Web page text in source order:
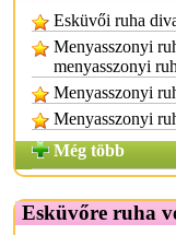
Esküvői ruha
Menyasszonyi
menyasszonyi
Menyasszonyi
Menyasszonyi
Még több
Esküvőre ruha